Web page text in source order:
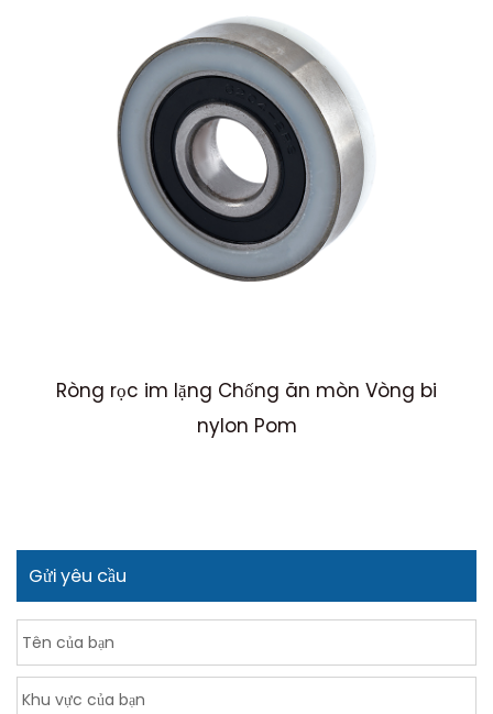
Ròng rọc im lặng Chống ăn mòn Vòng bi
nylon Pom
Gửi yêu cầu